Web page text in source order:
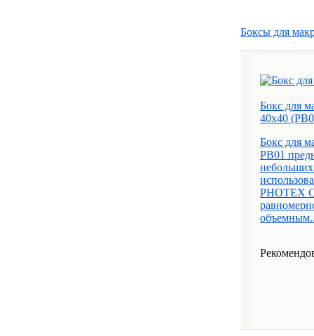
Боксы для
Бокс для
40х40
Бокс для
PB01
PHOTEX